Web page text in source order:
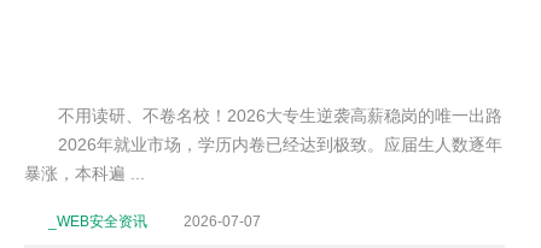
不用读研、不卷名校！2026大专生逆袭高薪稳岗的唯一出路
2026年就业市场，学历内卷已经达到极致。应届生人数逐年
暴涨，本科遍 ...
_WEB安全资讯 2026-07-07